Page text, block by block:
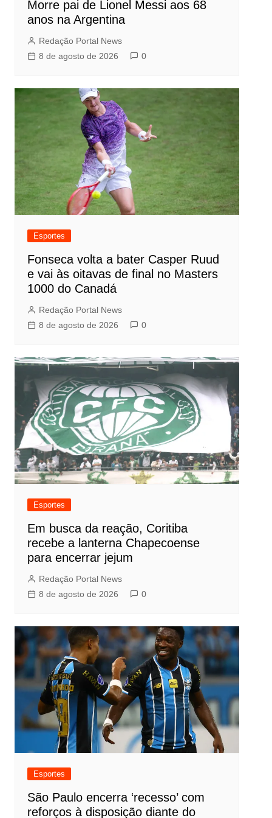
Morre pai de Lionel Messi aos 68
anos na Argentina
Redação Portal News
8 de agosto de 2026
0
Esportes
Fonseca volta a bater Casper Ruud
e vai às oitavas de final no Masters
1000 do Canadá
Redação Portal News
8 de agosto de 2026
0
Esportes
Em busca da reação, Coritiba
recebe a lanterna Chapecoense
para encerrar jejum
Redação Portal News
8 de agosto de 2026
0
Esportes
São Paulo encerra ‘recesso’ com
reforços à disposição diante do